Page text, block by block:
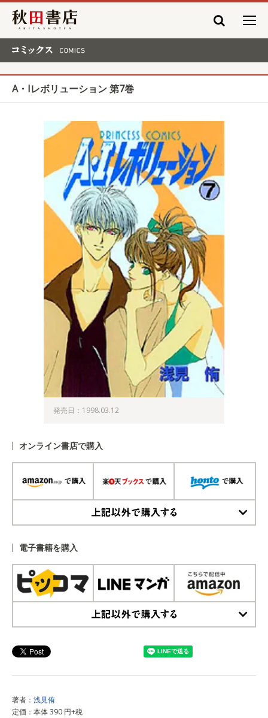
秋田書店
A・Iレボリューション 第7巻
発売日：1998.03.12
オンライン書店で購入
電子書籍を購入
著者： 浅見侑
定価：本体 390 円+税